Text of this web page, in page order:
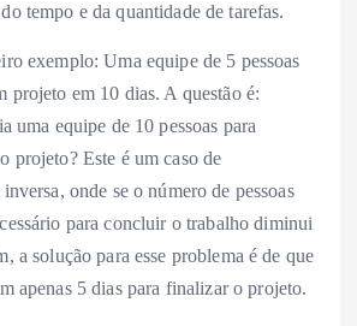
tempo e da quantidade de tarefas.
exemplo: Uma equipe de 5 pessoas
projeto em 10 dias. A questão é:
uma equipe de 10 pessoas para
projeto? Este é um caso de
onde se o número de pessoas
para concluir o trabalho diminui
a solução para esse problema é de que
apenas 5 dias para finalizar o projeto.